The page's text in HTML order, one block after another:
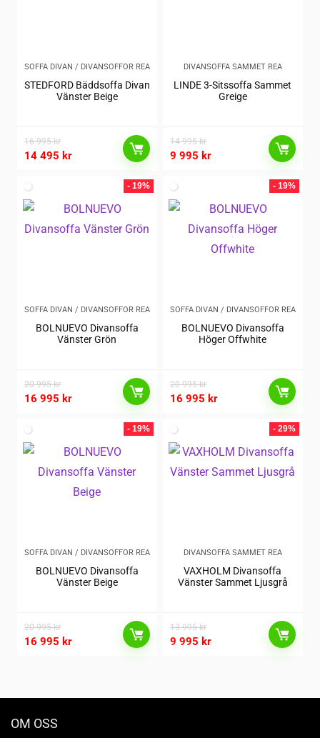
SOFFA DIVAN / DIVANSOFFOR REA
STEDFORD Bäddsoffa Divan
Vänster Beige
16 995kr
14 495 kr
DIVANSOFFA SAMMET REA
LINDE 3-Sitssoffa Sammet
Greige
14 995kr
9 995 kr
- 19%
SOFFA DIVAN / DIVANSOFFOR REA
BOLNUEVO Divansoffa
Vänster Grön
20 995kr
16 995 kr
- 19%
SOFFA DIVAN / DIVANSOFFOR REA
BOLNUEVO Divansoffa
Höger Offwhite
20 995kr
16 995 kr
- 19%
SOFFA DIVAN / DIVANSOFFOR REA
BOLNUEVO Divansoffa
Vänster Beige
20 995kr
16 995 kr
- 29%
DIVANSOFFA SAMMET REA
VAXHOLM Divansoffa
Vänster Sammet Ljusgrå
13 995kr
9 995 kr
OM OSS